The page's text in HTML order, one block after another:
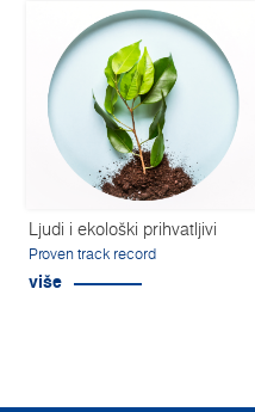
Ljudi i ekološki prihvatljivi
Proven track record
više